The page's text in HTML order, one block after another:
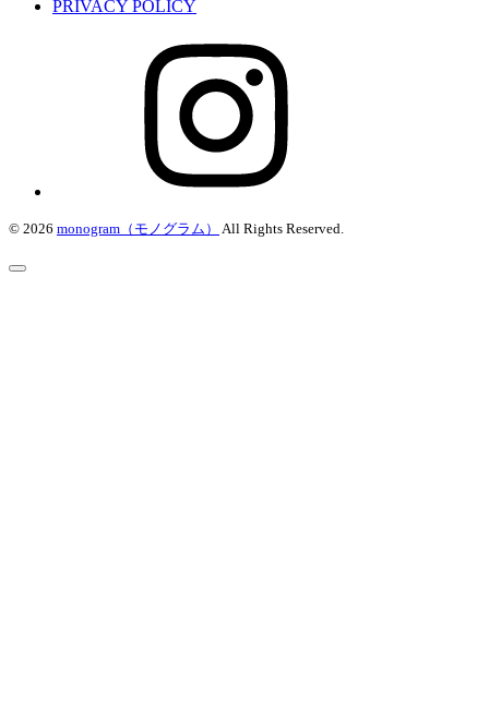
PRIVACY POLICY
© 2026 monogram（モノグラム） All Rights Reserved.